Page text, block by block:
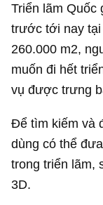
Triển lãm
trước tới nay
260.000 m2,
muốn đi hết
vụ được trưng
Để tìm kiếm và
dùng có thể
trong triển lãm,
3D.